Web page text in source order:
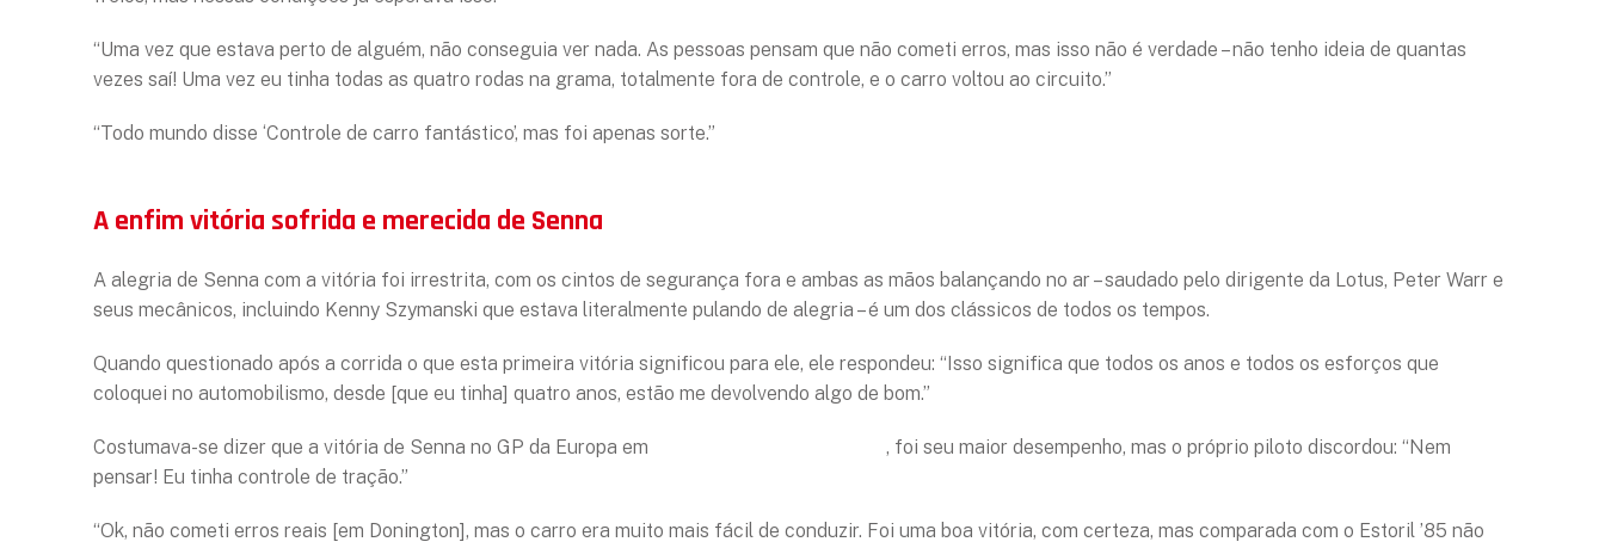
“Uma vez que estava perto de alguém, não conseguia ver nada. As pessoas pensam que não cometi erros, mas isso não é verdade – não tenho ideia de quantas
vezes saí! Uma vez eu tinha todas as quatro rodas na grama, totalmente fora de controle, e o carro voltou ao circuito.”
“Todo mundo disse ‘Controle de carro fantástico’, mas foi apenas sorte.”
A enfim vitória sofrida e merecida de Senna
A alegria de Senna com a vitória foi irrestrita, com os cintos de segurança fora e ambas as mãos balançando no ar – saudado pelo dirigente da Lotus, Peter Warr e
seus mecânicos, incluindo Kenny Szymanski que estava literalmente pulando de alegria – é um dos clássicos de todos os tempos.
Quando questionado após a corrida o que esta primeira vitória significou para ele, ele respondeu: “Isso significa que todos os anos e todos os esforços que
coloquei no automobilismo, desde [que eu tinha] quatro anos, estão me devolvendo algo de bom.”
Costumava-se dizer que a vitória de Senna no GP da Europa em
, foi seu maior desempenho, mas o próprio piloto discordou: “Nem
pensar! Eu tinha controle de tração.”
“Ok, não cometi erros reais [em Donington], mas o carro era muito mais fácil de conduzir. Foi uma boa vitória, com certeza, mas comparada com o Estoril ’85 não